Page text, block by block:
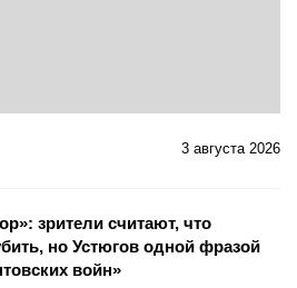
3 августа 2026
зрители считают, что
но Устюгов одной фразой
войн»